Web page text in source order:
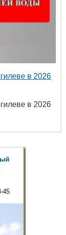
в 2026
в 2026